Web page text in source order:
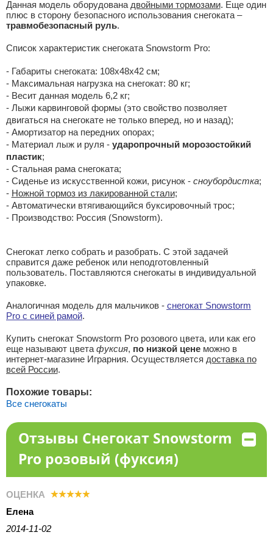
Данная модель оборудована двойными тормозами. Еще один
плюс в сторону безопасного использования снегоката –
травмобезопасный руль.
Список характеристик снегоката Snowstorm Pro:
- Габариты снегоката: 108х48х42 см;
- Maксимальная нагрузка на снегокат: 80 кг;
- Весит данная модель 6,2 кг;
- Лыжи карвинговой формы (это свойство позволяет
двигаться на снегокате не только вперед, но и назад);
- Амортизатор на передних опорах;
- Материал лыж и руля - ударопрочный морозостойкий
пластик;
- Стальная рама снегоката;
- Сиденье из искусственной кожи, рисунок - сноубордистка;
- Ножной тормоз из лакированной стали;
- Автоматически втягивающийся буксировочный трос;
- Производство: Россия (Snowstorm).
Снегокат легко собрать и разобрать. С этой задачей
справится даже ребенок или неподготовленный
пользователь. Поставляются снегокаты в индивидуальной
упаковке.
Аналогичная модель для мальчиков - снегокат Snowstorm
Pro с синей рамой.
Купить снегокат Snowstorm Pro розового цвета, или как его
еще называют цвета фуксия, по низкой ценеможно в
интернет-магазине Играрния. Осуществляется доставка по
всей России.
Похожие товары:
Все снегокаты
Отзывы Снегокат Snowstorm
Pro розовый (фуксия)
ОЦЕНКА
Елена
2014-11-02